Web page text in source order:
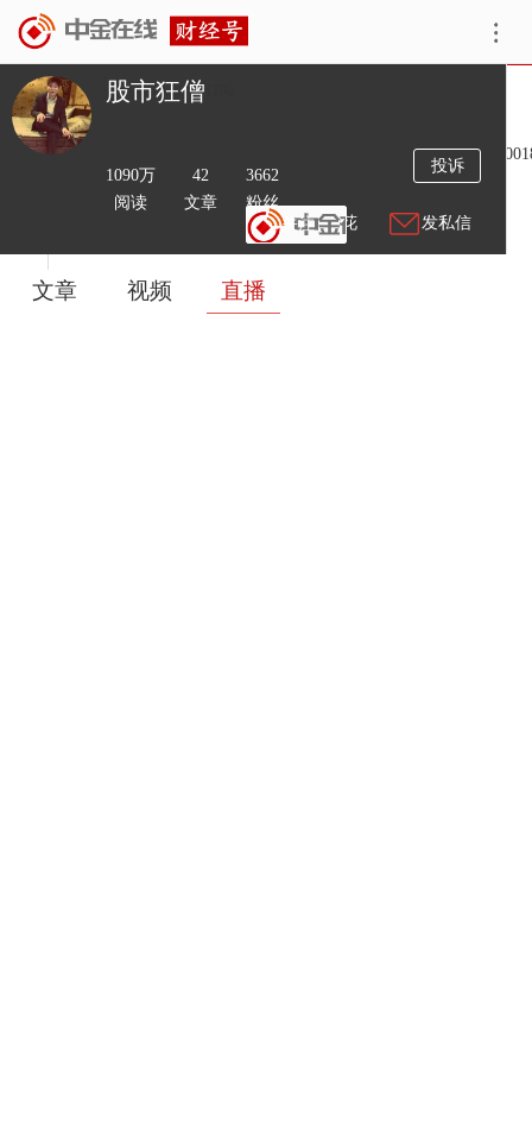
文章 视频 直播
股市狂僧
投诉
1090万
阅读
送鲜花
42
文章
发私信
3662
粉丝
简介
全网：一根线测历年大底部第一人，魔鬼线创始人！